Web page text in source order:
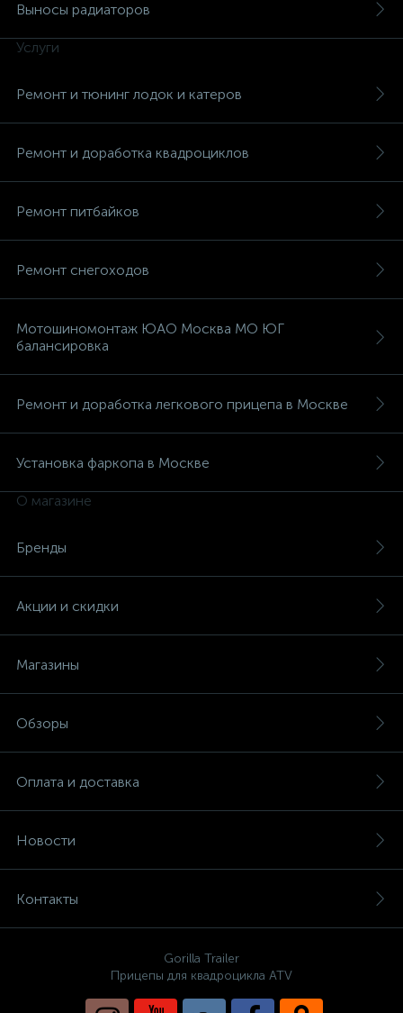
Выносы радиаторов
Услуги
Ремонт и тюнинг лодок и катеров
Ремонт и доработка квадроциклов
Ремонт питбайков
Ремонт снегоходов
Мотошиномонтаж ЮАО Москва МО ЮГ
балансировка
Ремонт и доработка легкового прицепа в Москве
Установка фаркопа в Москве
О магазине
Бренды
Акции и скидки
Магазины
Обзоры
Оплата и доставка
Новости
Контакты
Gorilla Trailer
Прицепы для квадроцикла ATV